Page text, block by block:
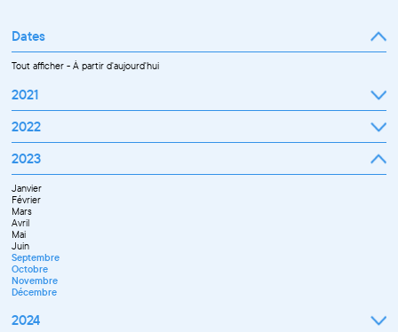
Dates
Tout afficher-À partir d'aujourd'hui
2021
Septembre
Octobre
Novembre
Décembre
2022
Janvier
Février
Mars
Avril
Mai
Juin
Juillet
Septembre
Octobre
Novembre
Décembre
2023
Janvier
Février
Mars
Avril
Mai
Juin
Septembre
Octobre
Novembre
Décembre
2024